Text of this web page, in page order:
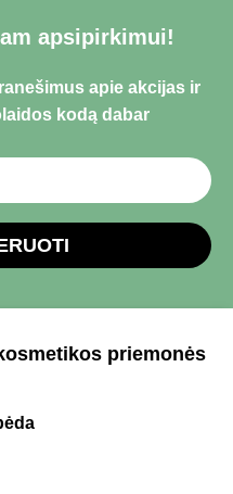
apsipirkimui!
apie akcijas ir
kodą dabar
priemonės